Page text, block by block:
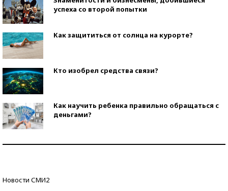
успеха со второй попытки
Как защититься от солнца на курорте?
Кто изобрел средства связи?
Как научить ребенка правильно обращаться с
деньгами?
Новости СМИ2